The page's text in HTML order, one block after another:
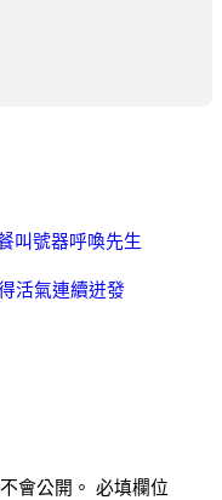
叫號器呼喚先生
活氣連續迸發
會公開。 必填欄位